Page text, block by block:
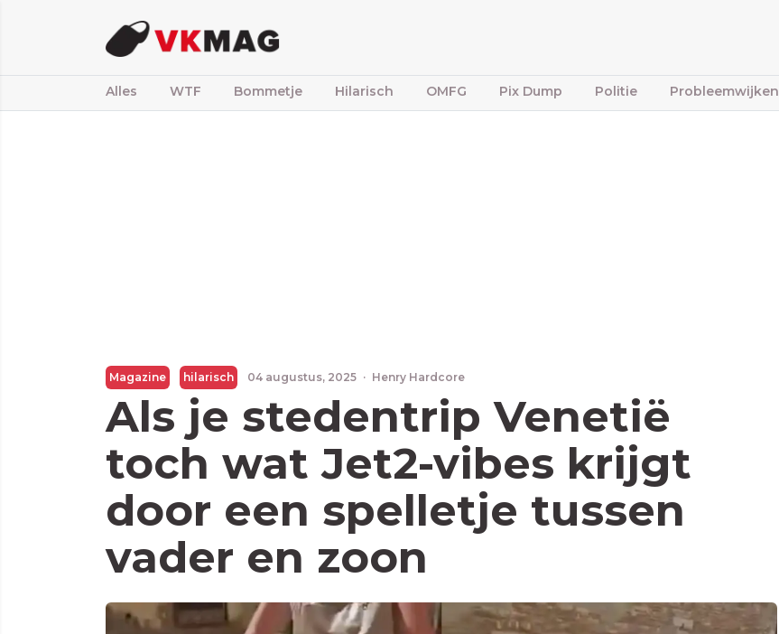
Alles WTF Bommetje Hilarisch OMFG Pix Dump Politie Probleemwijken
Magazine hilarisch 04 augustus, 2025 · Henry Hardcore
Als je stedentrip Venetië
toch wat Jet2-vibes krijgt
door een spelletje tussen
vader en zoon